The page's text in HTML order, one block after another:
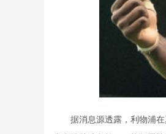
据消息源透露，利物浦